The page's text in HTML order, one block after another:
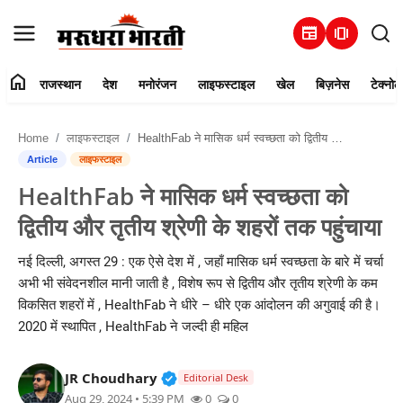
newspaper amp_stories
संपर्क करें
राजस्थान
मनोरंजन
लाइफस्टाइल
खेल
home राजस्थान देश मनोरंजन लाइफस्टाइल खेल बिज़नेस
Home लाइफस्टाइल HealthFab ने मासिक धर्म स्वच्छता को द्वितीय और तृतीय श्रेणी के शहरों तक पहुंचाया
Article लाइफस्टाइल
HealthFab ने मासिक धर्म स्वच्छता को
द्वितीय और तृतीय श्रेणी के शहरों तक पहुंचाया
नई दिल्ली, अगस्त 29 : एक ऐसे देश में , जहाँ मासिक धर्म स्वच्छता के बारे में चर्चा
अभी भी संवेदनशील मानी जाती है , विशेष रूप से द्वितीय और तृतीय श्रेणी के कम
विकसित शहरों में , HealthFab ने धीरे – धीरे एक आंदोलन की अगुवाई की है।
2020 में स्थापित , HealthFab ने जल्दी ही महिल
JR Choudhary Verified Public Figure • 30 Mar,
Editorial Desk
Aug 29, 2024 • 5:39 PM 0 0